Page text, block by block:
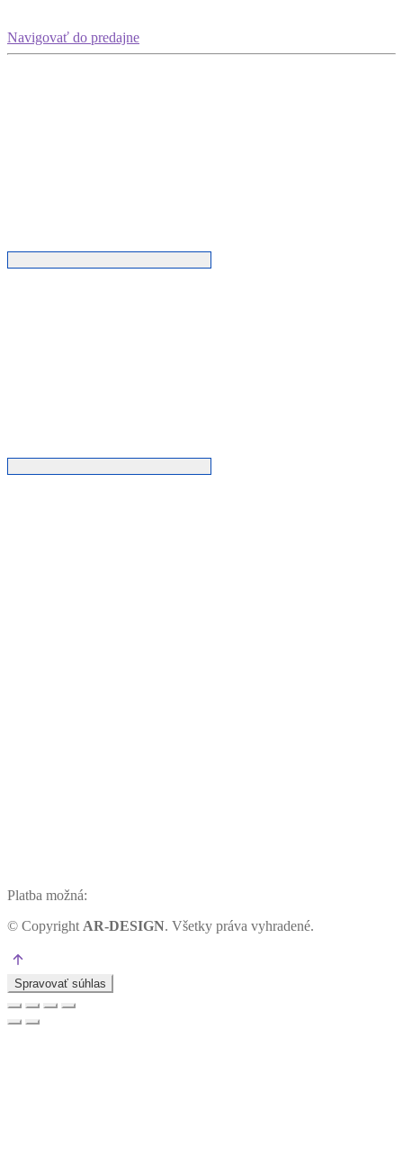
Navigovať do predajne
Platba možná:
© Copyright AR-DESIGN. Všetky práva vyhradené.
Spravovať súhlas